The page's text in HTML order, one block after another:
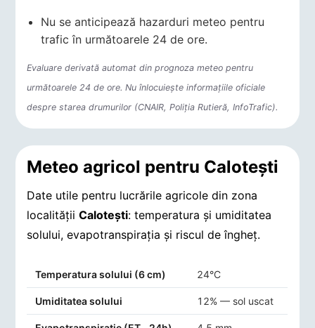
Nu se anticipează hazarduri meteo pentru
trafic în următoarele 24 de ore.
Evaluare derivată automat din prognoza meteo pentru
următoarele 24 de ore. Nu înlocuiește informațiile oficiale
despre starea drumurilor (CNAIR, Poliția Rutieră, InfoTrafic).
Meteo agricol pentru Caloteşti
Date utile pentru lucrările agricole din zona
localitățiiCaloteşti: temperatura și umiditatea
solului, evapotranspirația și riscul de îngheț.
Indicatori agro-meteorologici pentru Caloteşti
Temperatura solului (6 cm) 24°C
Umiditatea solului 12% — sol uscat